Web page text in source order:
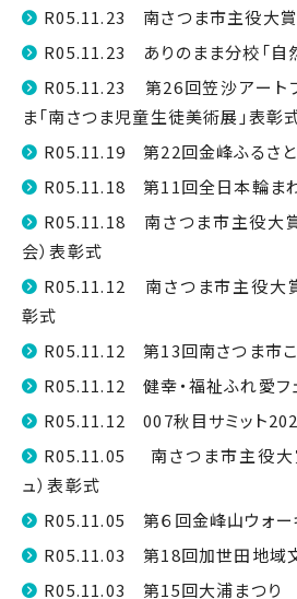
R05.11.23 南さつま市主役大
R05.11.23 ありのまま分校「自
R05.11.23 第26回笠沙アート
ま「南さつま児童生徒美術展」表彰
R05.11.19 第22回金峰ふるさと
R05.11.18 第11回全日本輪ま
R05.11.18 南さつま市主役大
会）表彰式
R05.11.12 南さつま市主役大
彰式
R05.11.12 第13回南さつま市こ
R05.11.12 健幸・福祉ふれ愛フ
R05.11.12 007秋目サミット
R05.11.05 南さつま市主役大
ュ）表彰式
R05.11.05 第６回金峰山ウォー
R05.11.03 第18回加世田地域
R05.11.03 第15回大浦まつり